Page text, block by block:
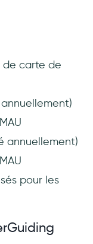
de carte de
annuellement)
pour les